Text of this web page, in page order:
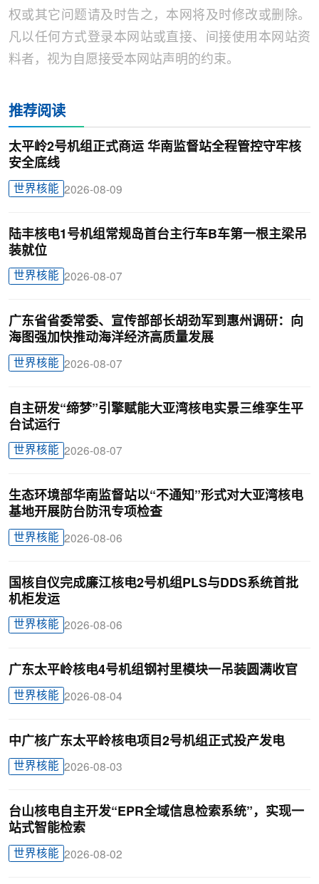
权或其它问题请及时告之，本网将及时修改或删除。
凡以任何方式登录本网站或直接、间接使用本网站资
料者，视为自愿接受本网站声明的约束。
推荐阅读
太平岭2号机组正式商运 华南监督站全程管控守牢核
安全底线
世界核能 2026-08-09
陆丰核电1号机组常规岛首台主行车B车第一根主梁吊
装就位
世界核能 2026-08-07
广东省省委常委、宣传部部长胡劲军到惠州调研：向
海图强加快推动海洋经济高质量发展
世界核能 2026-08-07
自主研发“缔梦”引擎赋能大亚湾核电实景三维孪生平
台试运行
世界核能 2026-08-07
生态环境部华南监督站以“不通知”形式对大亚湾核电
基地开展防台防汛专项检查
世界核能 2026-08-06
国核自仪完成廉江核电2号机组PLS与DDS系统首批
机柜发运
世界核能 2026-08-06
广东太平岭核电4号机组钢衬里模块一吊装圆满收官
世界核能 2026-08-04
中广核广东太平岭核电项目2号机组正式投产发电
世界核能 2026-08-03
台山核电自主开发“EPR全域信息检索系统”，实现一
站式智能检索
世界核能 2026-08-02